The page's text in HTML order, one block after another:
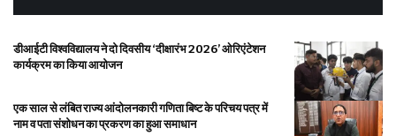
डीआईटी विश्वविद्यालय ने दो दिवसीय ‘दीक्षारंभ 2026’ ओरिएंटेशन
कार्यक्रम का किया आयोजन
एक साल से लंबित राज्य आंदोलनकारी गणिता बिष्ट के परिचय पत्र में
नाम व पता संशोधन का प्रकरण का हुआ समाधान